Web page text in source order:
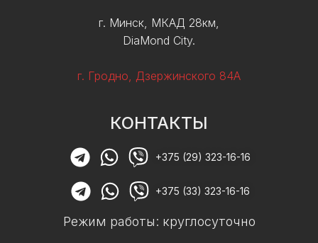
г. Минск, МКАД 28км,
DiaMond City.
г. Гродно, Дзержинского 84А
КОНТАКТЫ
+375 (29) 323-16-16
+375 (33) 323-16-16
Режим работы: круглосуточно